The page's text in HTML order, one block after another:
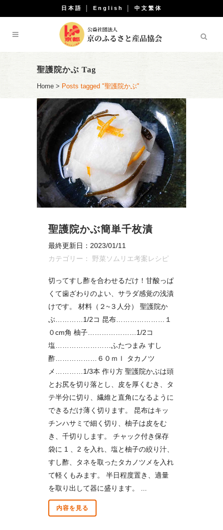
日本語 English 中文繁体
聖護院かぶ Tag
Home > Posts tagged "聖護院かぶ"
聖護院かぶ簡単千枚漬
最終更新日：2023/01/11
カテゴリー： 野菜ソムリエ考案レシピ
切ってすし酢を合わせるだけ！甘酸っぱ
くて歯ざわりのよい、サラダ感覚の浅漬
けです。 材料（２~３人分） 聖護院か
ぶ…………1/2コ 昆布…………………１
０cm角 柚子…………………1/2コ
塩……………………ふたつまみ すし
酢………………６０ｍｌ タカノツ
メ…………1/3本 作り方 聖護院かぶは頭
とお尻を切り落とし、皮を厚くむき、タ
テ半分に切り、繊維と直角になるように
できるだけ薄く切ります。 昆布はキッ
チンハサミで細く切り、柚子は皮をむ
き、千切りします。 チャック付き保存
袋に 1 、2 を入れ、塩と柚子の絞り汁、
すし酢、タネを取ったタカノツメを入れ
て軽くもみます。 半日程度置き、適量
を取り出して器に盛ります。 ...
内容を見る